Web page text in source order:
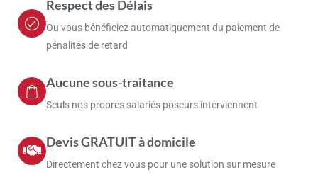
Respect des Délais
Ou vous bénéficiez automatiquement du paiement de
pénalités de retard
Aucune sous-traitance
Seuls nos propres salariés poseurs interviennent
Devis GRATUIT à domicile
Directement chez vous pour une solution sur mesure